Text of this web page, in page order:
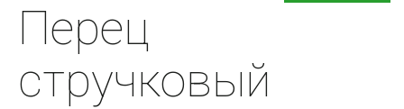
Перец
стручковый